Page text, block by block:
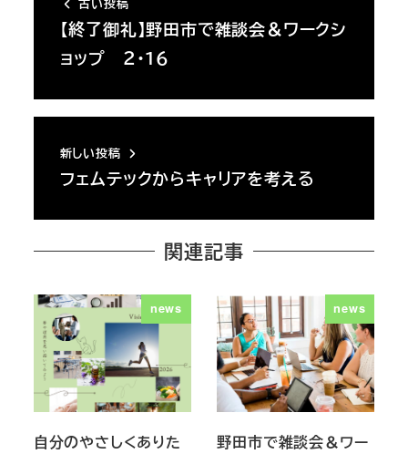
古い投稿
【終了御礼】野田市で雑談会＆ワークシ
ョップ ２・１６
新しい投稿
フェムテックからキャリアを考える
関連記事
news
自分のやさしくありた
news
野田市で雑談会＆ワー